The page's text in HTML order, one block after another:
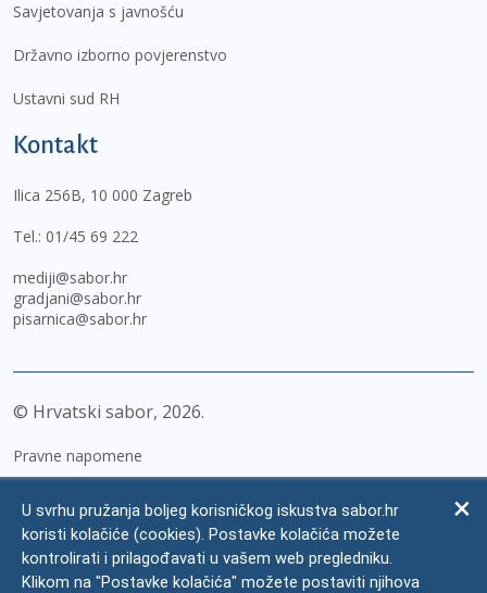
Savjetovanja s javnošću
Državno izborno povjerenstvo
Ustavni sud RH
Kontakt
Ilica 256B, 10 000 Zagreb
Tel.: 01/45 69 222
mediji@sabor.hr
gradjani@sabor.hr
pisarnica@sabor.hr
© Hrvatski sabor, 2026
Pravne napomene
Zaštita osobnih podataka
Impressum
U svrhu pružanja boljeg korisničkog iskustva sabor.hr
koristi kolačiće (cookies). Postavke kolačića možete
kontrolirati i prilagođavati u vašem web pregledniku.
Klikom na "Postavke kolačića" možete postaviti njihova